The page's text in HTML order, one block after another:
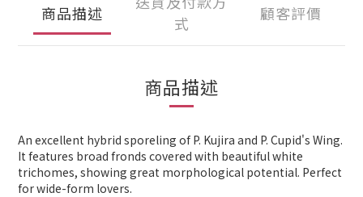
商品描述
式
顧客評價
商品描述
An excellent hybrid sporeling of P. Kujira and P. Cupid's Wing.
It features broad fronds covered with beautiful white
trichomes, showing great morphological potential. Perfect
for wide-form lovers.